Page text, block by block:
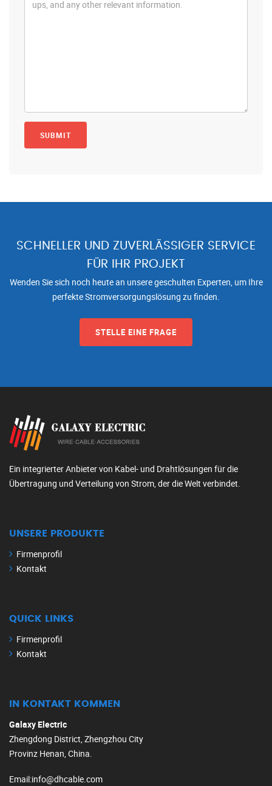
SCHNELLER UND ZUVERLÄSSIGER SERVICE
FÜR IHR PROJEKT
Wenden Sie sich noch heute an unsere geschulten Experten, um Ihre
perfekte Stromversorgungslösung zu finden.
STELLE EINE FRAGE
Ein integrierter Anbieter von Kabel- und Drahtlösungen für die
Übertragung und Verteilung von Strom, der die Welt verbindet.
UNSERE PRODUKTE
Firmenprofil
Kontakt
QUICK LINKS
Firmenprofil
Kontakt
IN KONTAKT KOMMEN
Galaxy Electric
Zhengdong District, Zhengzhou City
Provinz Henan, China.
Email:info@dhcable.com